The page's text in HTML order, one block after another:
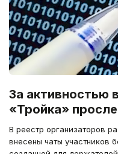
За активностью
«Тройка»
В реестр организаторов
внесены чаты участников